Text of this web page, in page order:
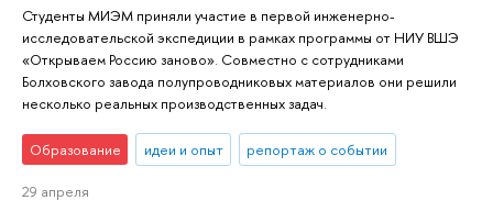
Студенты МИЭМ приняли участие в первой инженерно-
исследовательской экспедиции в рамках программы от НИУ ВШЭ
«Открываем Россию заново». Совместно с сотрудниками
Болховского завода полупроводниковых материалов они решили
несколько реальных производственных задач.
Образование идеи и опыт репортаж о событии
29 апреля